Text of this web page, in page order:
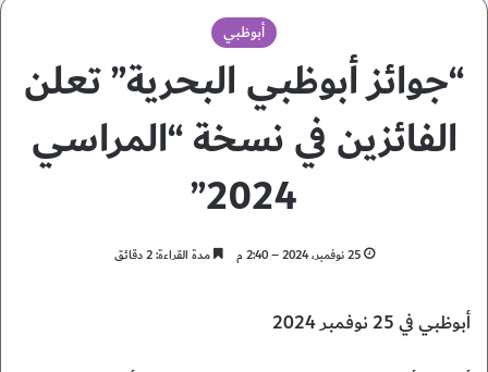
أبوظبي
“جوائز أبوظبي البحرية” تعلن
الفائزين في نسخة “المراسي
2024”
25 نوفمبر، 2024 – 2:40 م مدة القراءة: 2 دقائق
أبوظبي في 25 نوفمبر 2024